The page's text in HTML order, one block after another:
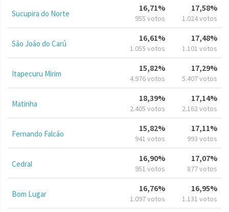
Sucupira do Norte
16,71%
955 votos
17,58%
1.024 votos
São João do Carú
16,61%
1.055 votos
17,48%
1.101 votos
Itapecuru Mirim
15,82%
4.976 votos
17,29%
5.407 votos
Matinha
18,39%
2.405 votos
17,14%
2.162 votos
Fernando Falcão
15,82%
941 votos
17,11%
993 votos
Cedral
16,90%
951 votos
17,07%
877 votos
Bom Lugar
16,76%
1.097 votos
16,95%
1.131 votos